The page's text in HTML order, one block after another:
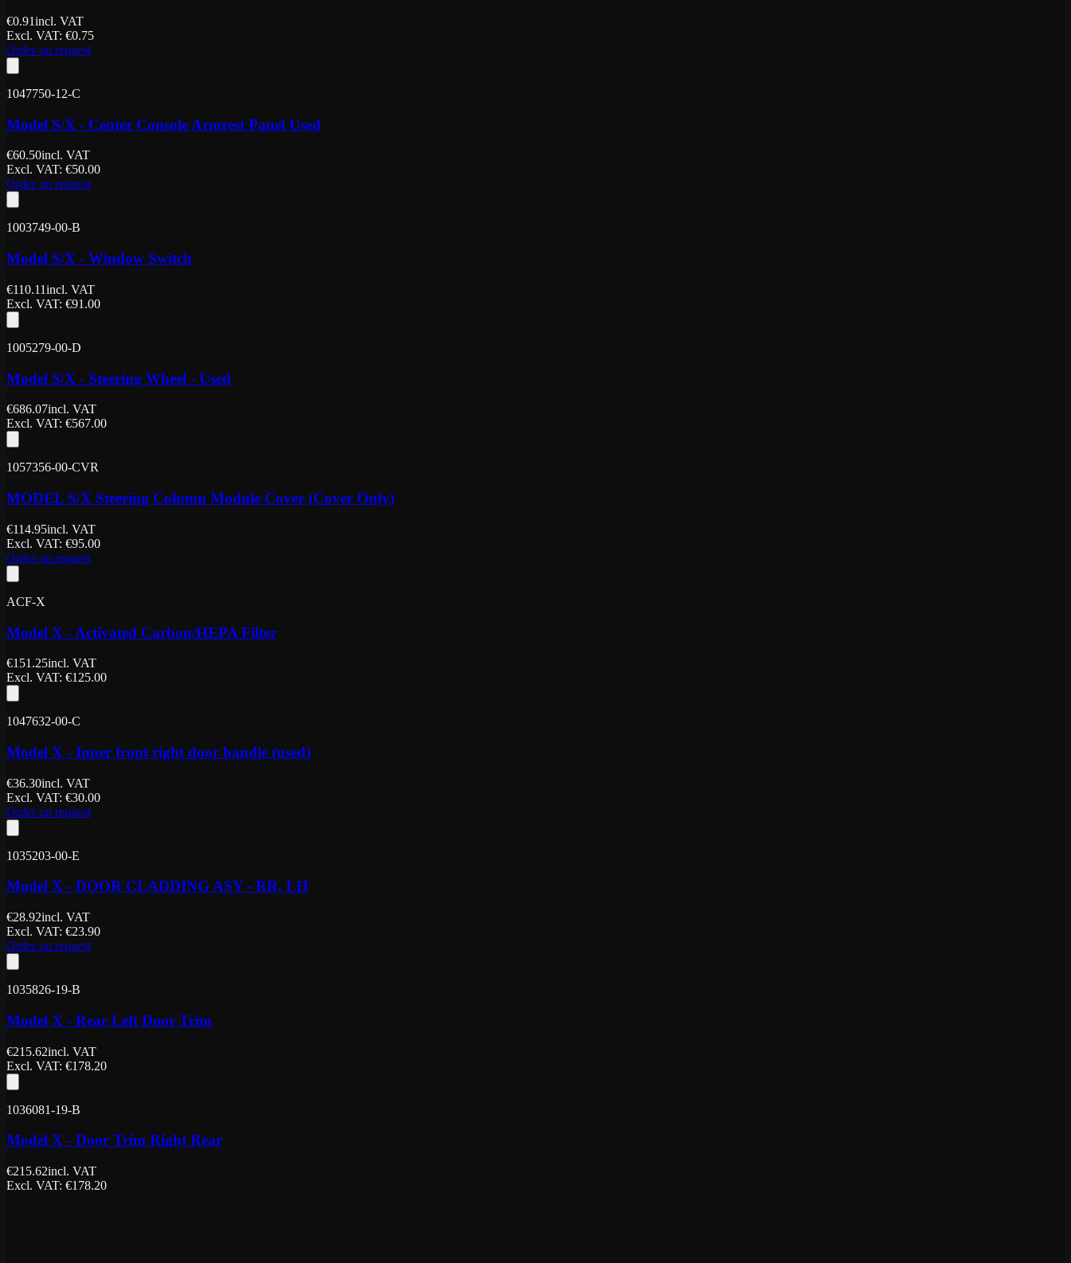
€0.91incl. VAT
Excl. VAT: €0.75
Order on request
1047750-12-C
Model S/X - Center Console Armrest Panel Used
€60.50incl. VAT
Excl. VAT: €50.00
Order on request
1003749-00-B
Model S/X - Window Switch
€110.11incl. VAT
Excl. VAT: €91.00
1005279-00-D
Model S/X - Steering Wheel - Used
€686.07incl. VAT
Excl. VAT: €567.00
1057356-00-CVR
MODEL S/X Steering Column Module Cover (Cover Only)
€114.95incl. VAT
Excl. VAT: €95.00
Order on request
ACF-X
Model X - Activated Carbon/HEPA Filter
€151.25incl. VAT
Excl. VAT: €125.00
1047632-00-C
Model X - Inner front right door handle (used)
€36.30incl. VAT
Excl. VAT: €30.00
Order on request
1035203-00-E
Model X - DOOR CLADDING ASY - RR, LH
€28.92incl. VAT
Excl. VAT: €23.90
Order on request
1035826-19-B
Model X - Rear Left Door Trim
€215.62incl. VAT
Excl. VAT: €178.20
1036081-19-B
Model X - Door Trim Right Rear
€215.62incl. VAT
Excl. VAT: €178.20